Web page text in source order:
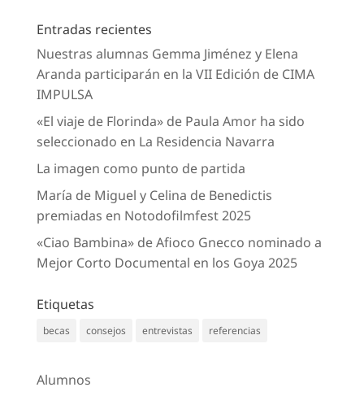
Entradas recientes
Nuestras alumnas Gemma Jiménez y Elena
Aranda participarán en la VII Edición de CIMA
IMPULSA
«El viaje de Florinda» de Paula Amor ha sido
seleccionado en La Residencia Navarra
La imagen como punto de partida
María de Miguel y Celina de Benedictis
premiadas en Notodofilmfest 2025
«Ciao Bambina» de Afioco Gnecco nominado a
Mejor Corto Documental en los Goya 2025
Etiquetas
becas consejos entrevistas referencias
Alumnos